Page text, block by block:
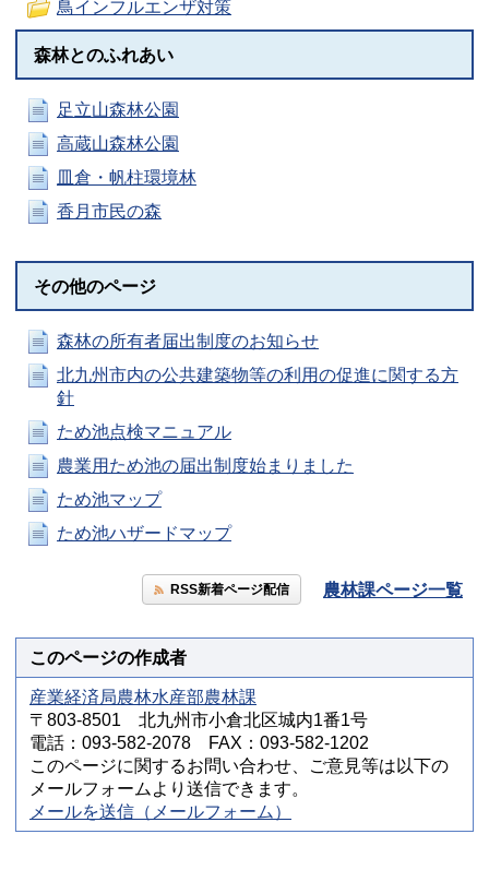
鳥インフルエンザ対策
森林とのふれあい
足立山森林公園
高蔵山森林公園
皿倉・帆柱環境林
香月市民の森
その他のページ
森林の所有者届出制度のお知らせ
北九州市内の公共建築物等の利用の促進に関する方
針
ため池点検マニュアル
農業用ため池の届出制度始まりました
ため池マップ
ため池ハザードマップ
RSS新着ページ配信 農林課ページ一覧
このページの作成者
産業経済局農林水産部農林課
〒803-8501 北九州市小倉北区城内1番1号
電話：093-582-2078 FAX：093-582-1202
このページに関するお問い合わせ、ご意見等は以下の
メールフォームより送信できます。
メールを送信（メールフォーム）